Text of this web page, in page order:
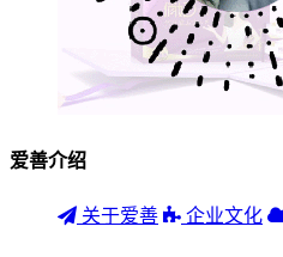
爱善介绍
关于爱善 企业文化